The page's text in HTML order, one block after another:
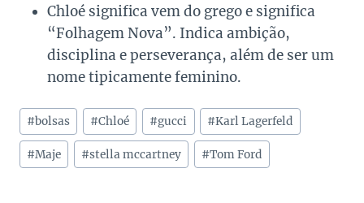
Chloé significa vem do grego e significa
“Folhagem Nova”. Indica ambição,
disciplina e perseverança, além de ser um
nome tipicamente feminino.
Tags
do
Post:
#bolsas #Chloé #gucci #Karl Lagerfeld
#Maje #stella mccartney #Tom Ford